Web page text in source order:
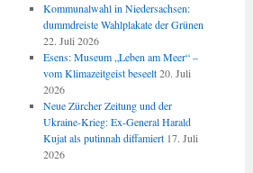
Kommunalwahl in Niedersachsen:
dummdreiste Wahlplakate der Grünen
22. Juli 2026
Esens: Museum „Leben am Meer“ –
vom Klimazeitgeist beseelt 20. Juli
2026
Neue Zürcher Zeitung und der
Ukraine-Krieg: Ex-General Harald
Kujat als putinnah diffamiert 17. Juli
2026